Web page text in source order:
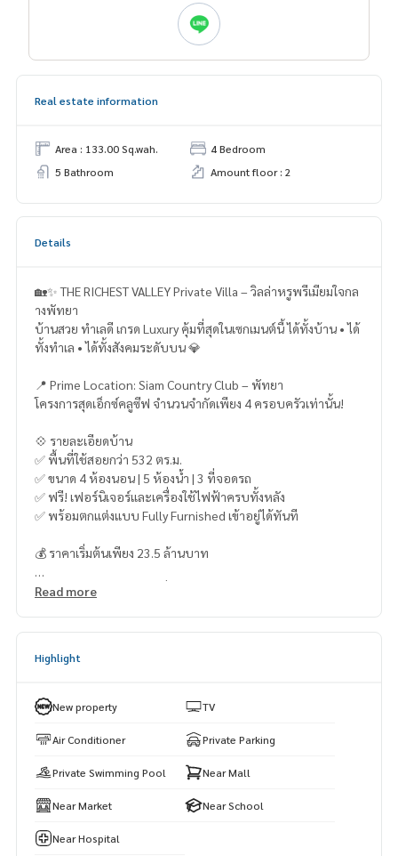
Real estate information
Area : 133.00 Sq.wah.
4 Bedroom
5 Bathroom
Amount floor : 2
Details
🏡✨ THE RICHEST VALLEY Private Villa – วิลล่าหรูพรีเมียมใจกล
างพัทยา
บ้านสวย ทำเลดี เกรด Luxury คุ้มที่สุดในเซกเมนต์นี้ ได้ทั้งบ้าน • ได้
ทั้งทำเล • ได้ทั้งสังคมระดับบน 💎
📍 Prime Location: Siam Country Club – พัทยา
โครงการสุดเอ็กซ์คลูซีฟ จำนวนจำกัดเพียง 4 ครอบครัวเท่านั้น!
💠 รายละเอียดบ้าน
✅ พื้นที่ใช้สอยกว่า 532 ตร.ม.
✅ ขนาด 4 ห้องนอน | 5 ห้องน้ำ | 3 ที่จอดรถ
✅ ฟรี! เฟอร์นิเจอร์และเครื่องใช้ไฟฟ้าครบทั้งหลัง
✅ พร้อมตกแต่งแบบ Fully Furnished เข้าอยู่ได้ทันที
💰 ราคาเริ่มต้นเพียง 23.5 ล้านบาท
🌿 ไลฟ์สไตล์เหนือระดับ ที่พร้อมยกระดับชีวิตคุณ
✨ ลงทุนปล่อยเช่าในรูปแบบพูลวิลล่าก็ให้ผลตอบแทนสูง
📲 นัดชมบ้านจริง / ขอข้อมูลเพิ่มเติม
🟢 Line: @whitesand 👉
📞093-1681685| 065-5639565
Read more
Highlight
New property TV
Air Conditioner Private Parking
Private Swimming Pool Near Mall
Near Market Near School
Near Hospital